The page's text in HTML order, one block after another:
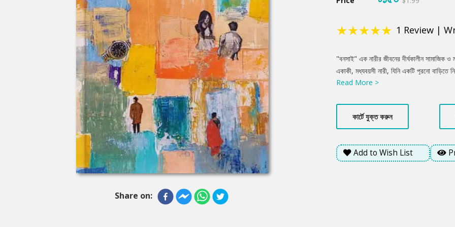
Share on:
★★★★★ 1 Review |
Product
Summery
"বনসাই" এক নারীর জীবনের দীর্ঘকালীন
একাকী, মধ্যবয়সী নারী, যিনি একটি পুরনো বাড়িতে
থাকলেও তিনি নিজের শৈশব ও স্মৃতির ঘরে অনড়।
সমাজ অনেক মানুষকে 'ছেঁটে' রাখে, দমিয়ে রাখে,
একজন নারীর ভেতর দিয়ে সমাজের নিষ্ঠুরতা,
উপন্যাস পাঠককে চিন্তিত করে তোলে: আমরা কিংবা
Read More >
কার্টে যুক্ত করুন
Add to Wish List